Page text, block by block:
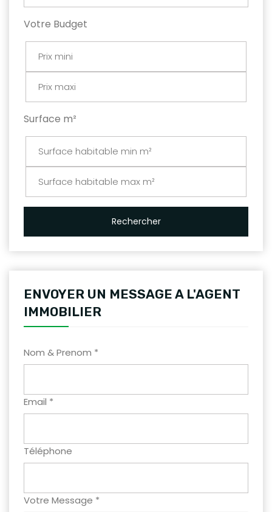
Votre Budget
Surface m²
Rechercher
ENVOYER UN MESSAGE A L'AGENT
IMMOBILIER
Nom & Prenom *
Email *
Téléphone
Votre Message *